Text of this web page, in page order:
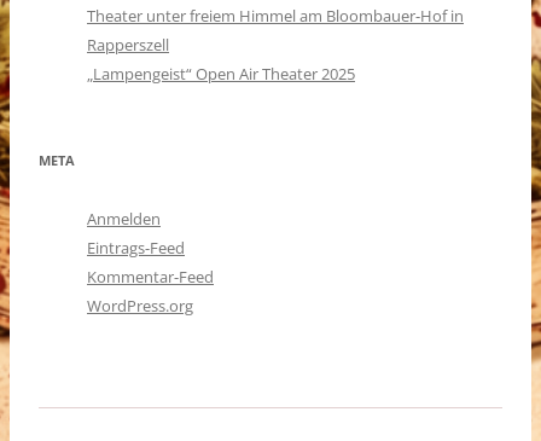
Theater unter freiem Himmel am Bloombauer-Hof in
Rapperszell
„Lampengeist“ Open Air Theater 2025
META
Anmelden
Eintrags-Feed
Kommentar-Feed
WordPress.org